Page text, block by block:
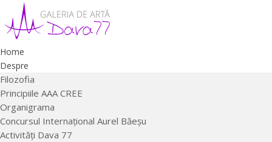
Home
Despre
Filozofia
Principiile AAA CREE
Organigrama
Concursul Internaţional Aurel Băeşu
Activităţi Dava 77